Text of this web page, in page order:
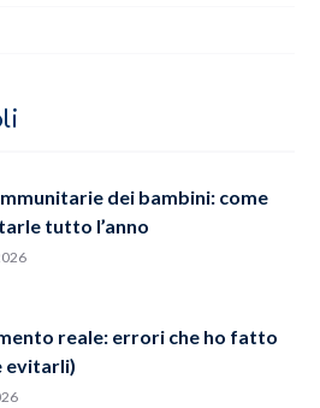
dei bambini: come
tutto l’anno
reale: errori che ho fatto
evitarli)